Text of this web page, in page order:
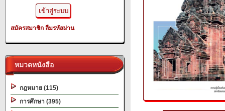
สมัครสมาชิก ลืมรหัสผ่าน
หมวดหนังสือ
กฎหมาย (115)
การศึกษา (395)